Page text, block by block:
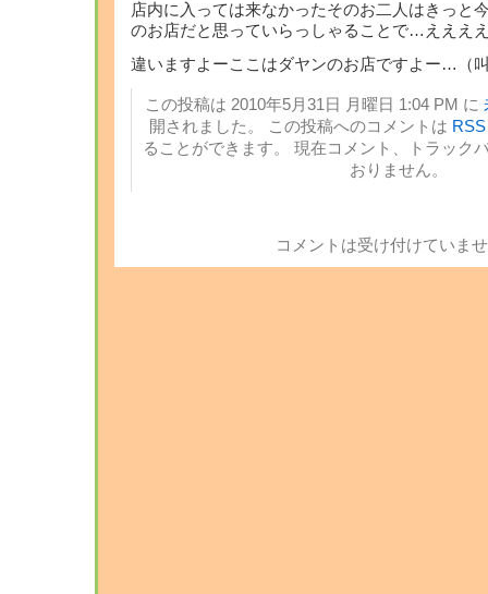
店内に入っては来なかったそのお二人はきっと
のお店だと思っていらっしゃることで…えええ
違いますよーここはダヤンのお店ですよー…（
この投稿は 2010年5月31日 月曜日 1:04 PM に
開されました。 この投稿へのコメントは
ることができます。 現在コメント、トラック
おりません。
コメントは受け付けていま